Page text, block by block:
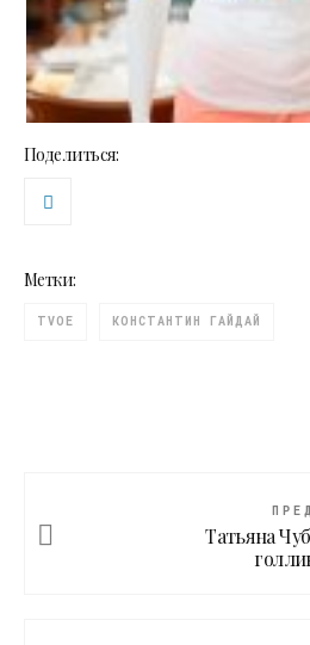
Поделиться:
Метки:
TVOE КОНСТАНТИН ГАЙДАЙ
Татьяна